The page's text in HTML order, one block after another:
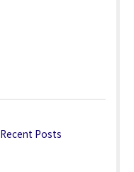
Recent Posts